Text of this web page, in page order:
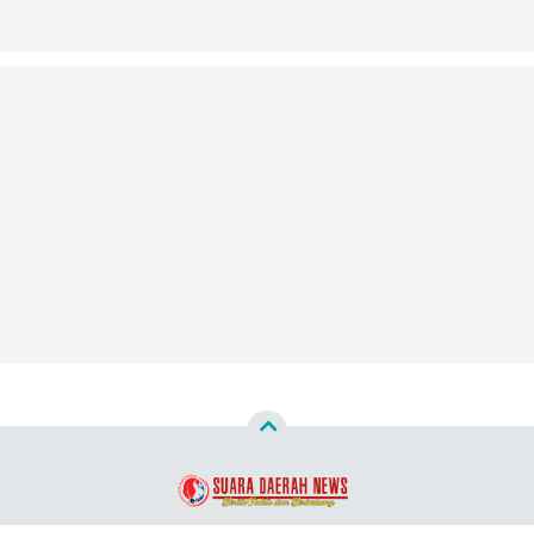
Copyright ©2026Suara Daerah News™